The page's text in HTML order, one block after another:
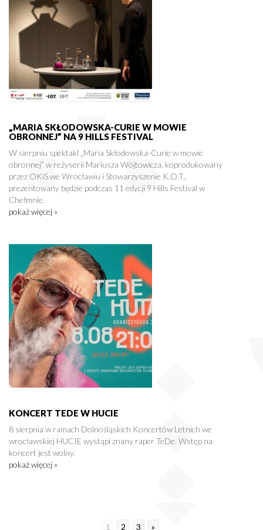
„MARIA SKŁODOWSKA-CURIE W MOWIE
OBRONNEJ” NA 9 HILLS FESTIVAL
W sierpniu spektakl „Maria Skłodowska-Curie w mowie
obronnej” w reżyserii Mariusza Wójtowicza, koprodukowany
przez OKiS we Wrocławiu i Stowarzyszenie K.O.T.,
prezentowany będzie podczas 11 edycji 9 Hills Festival w
Chełmnie.
pokaż więcej »
KONCERT TEDE W HUCIE
8 sierpnia w ramach Dolnośląskich Koncertów Letnich we
wrocławskiej HUCIE wystąpi znany raper TeDe. Wstęp na
koncert jest wolny.
pokaż więcej »
1 2 3 »